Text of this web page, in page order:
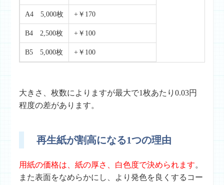
A4 5,000枚 +￥170
B4 2,500枚 +￥100
B5 5,000枚 +￥100
大きさ、枚数によりますが最大で1枚あたり0.03円
程度の差があります。
再生紙が割高になる1つの理由
用紙の価格は、紙の厚さ、白色度で決められます。
また表面をなめらかにし、より発色を良くするコー